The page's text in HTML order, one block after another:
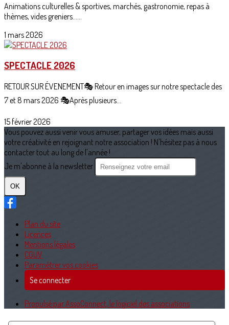
Animations culturelles & sportives, marchés, gastronomie, repas à
thèmes, vides greniers......
1 mars 2026
SPECTACLE 2026
RETOUR SUR ÉVENEMENT🎭 Retour en images sur notre spectacle des
7 et 8 mars 2026 🎭Après plusieurs...
15 février 2026
Vous pouvez aussi venir vous amuser, partager vos idées mais aussi
votre créativité en rejoignant notre association ! N'hésitez pas à nous
contacter tout au long de l'année !
Je m'abonne à la newsletter
OK
Plan du site
Licences
Mentions légales
CGUV
Paramétrer vos cookies
Se connecter
Propulsé par AssoConnect, le logiciel des associations